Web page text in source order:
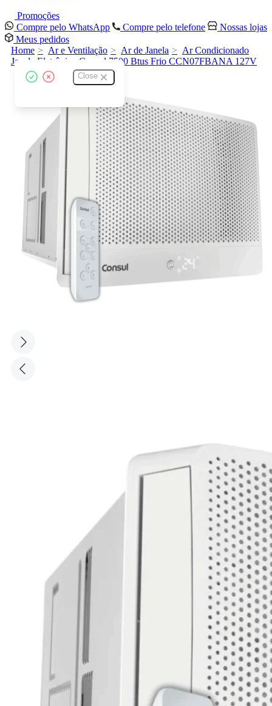
Promoções
Compre pelo WhatsApp
Compre pelo telefone
Nossas lojas
Meus pedidos
Close
Home Ar e Ventilação Ar de Janela
Ar Condicionado
Janela Eletrônico Consul 7500 Btus Frio CCN07FBANA 127V